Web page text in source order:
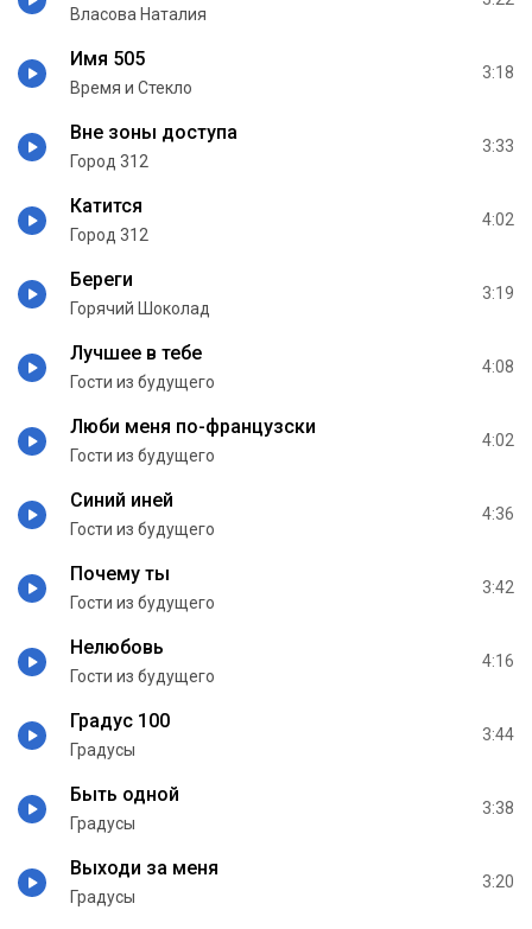
Власова Наталия
Имя 505
Время и Стекло
3:18
Вне зоны доступа
Город 312
3:33
Катится
Город 312
4:02
Береги
Горячий Шоколад
3:19
Лучшее в тебе
Гости из будущего
4:08
Люби меня по-французски
Гости из будущего
4:02
Синий иней
Гости из будущего
4:36
Почему ты
Гости из будущего
3:42
Нелюбовь
Гости из будущего
4:16
Градус 100
Градусы
3:44
Быть одной
Градусы
3:38
Выходи за меня
Градусы
3:20